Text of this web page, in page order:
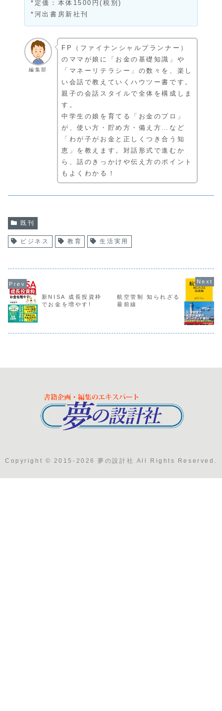
*定価：本体1500円(税別)
*河出書房新社刊
編集部
FP（ファイナンシャルプランナー）
のママが娘に「お金の基礎知識」や
「マネーリテラシー」の数々を、楽し
い会話で教えていくハウツー書です。
親子の会話スタイルで全体を構成しま
す。
中学生の娘を育てる「お金のプロ」
が、使い方・貯め方・備え方…など
「わが子がお金と正しくつき合う知
恵」を教えます。対話形式で進むか
ら、話のきっかけや伝え方のポイント
もよくわかる！
既刊
ビジネス 教育 生活実用
新NISA 成長投資枠
でお金を増やす!
航空管制 知られざる
最前線
Copyright © 2015-2026 夢の設計社 All Rights Reserved.